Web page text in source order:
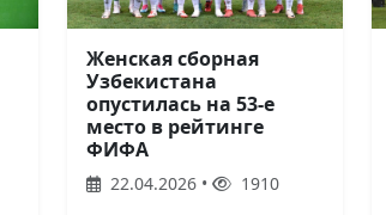
Женская сборная
Узбекистана
опустилась на 53-е
место в рейтинге
ФИФА
22.04.2026 • 1910